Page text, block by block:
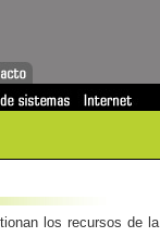
los recursos